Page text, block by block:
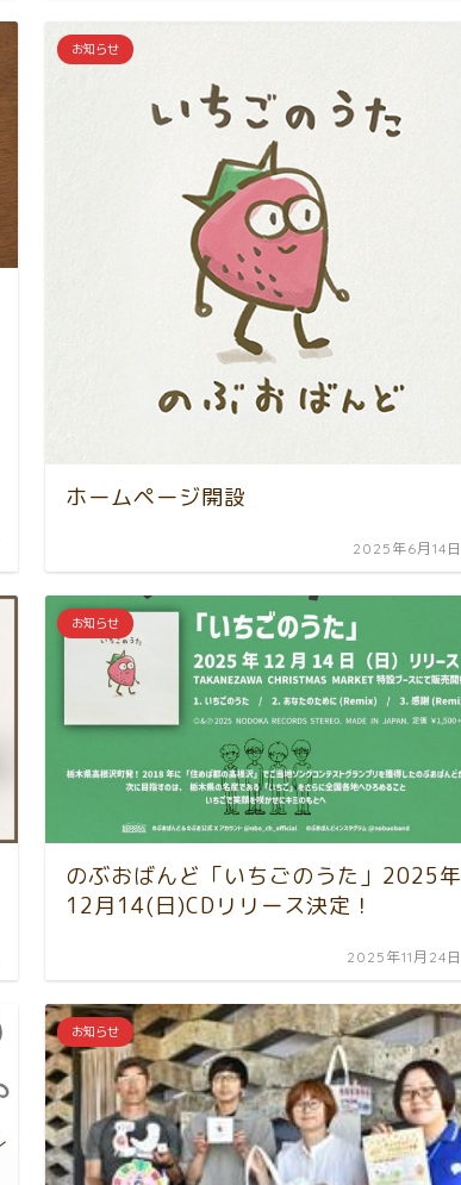
お知らせ
ホームページ開設
2025年6月14日
お知らせ
のぶおばんど「いちごのうた」2025年
12月14(日)CDリリース決定！
2025年11月24日
お知らせ